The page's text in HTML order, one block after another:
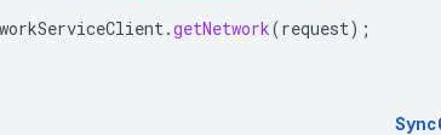
.getNetwork(request);